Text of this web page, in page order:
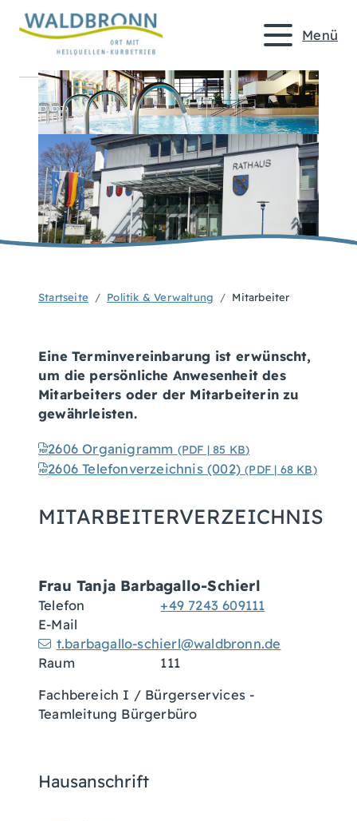
Menü
Startseite Politik & Verwaltung Mitarbeiter
Eine Terminvereinbarung ist erwünscht,
um die persönliche Anwesenheit des
Mitarbeiters oder der Mitarbeiterin zu
gewährleisten.
2606 Organigramm (PDF | 85 KB)
2606 Telefonverzeichnis (002)(PDF | 68 KB)
MITARBEITERVERZEICHNIS
Frau Tanja Barbagallo-Schierl
Telefon
+49 7243 609111
E-Mail
t.barbagallo-schierl@waldbronn.de
Raum
111
Fachbereich I / Bürgerservices -
Teamleitung Bürgerbüro
Hausanschrift